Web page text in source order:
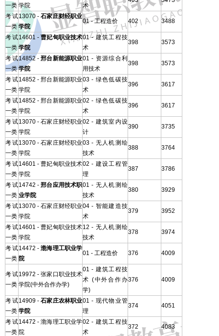
一类 学院 术
考试
一类
13070 -石家庄财经职业
学院
01 - 工程造价 402 3488
考试
一类
14601 -曹妃甸职业技术
学院
01 - 建筑工程技
术
398 3573
考试
一类
14852 -邢台新能源职业
学院
01 - 资源综合利
用技术
398 3573
考试
一类
14852 - 邢台新能源职业
学院
03 - 绿色低碳技
术
396 3617
考试
一类
14852 - 邢台新能源职业
学院
02 - 绿色低碳技
术
396 3617
考试
一类
13070 - 石家庄财经职业
学院
02 - 建筑室内设
计
390 3735
考试
一类
13070 - 石家庄财经职业
学院
03 - 无人机测绘
技术
388 3764
考试
一类
14601 - 曹妃甸职业技术
学院
02 - 建设工程管
理
387 3786
考试
一类
14742 -邢台应用技术职
业学院
01 - 无人机测绘
技术
380 3929
考试
一类
13070 - 石家庄财经职业
学院
04 - 智能建造技
术
379 3952
考试
一类
14601 - 曹妃甸职业技术
学院
12 - 无人机测绘
技术
378 3974
考试
一类
14472 -渤海理工职业学
院
01 - 工程造价 376 4009
考试
一类
19972 - 张家口职业技术
学院(中外合作办学)
01 - 建筑工程技
术 (中外合作办
学)
376 4009
考试
一类
14909 -石家庄农林职业
学院
01 - 现代物业管
理
374 4051
考试
一类
14472 - 渤海理工职业学
院
02 - 建筑工程技
术
372 4083